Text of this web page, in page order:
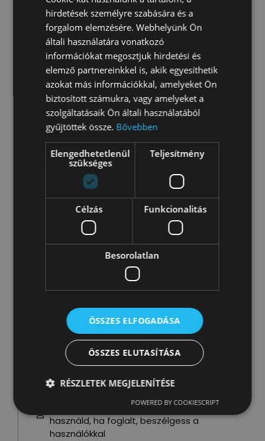
Fotók: Bognár Benedek, Nagy Tamás, Simon
Zsuzsanna, Spengler László
HELYSZÍN
Szent Gellért tér 300 cm-es vízállás
alatt üzemel csak
Jane Haining rakpart
Római-part (átmenetileg zárva)
Vizafogó
Margit-sziget
IDŐPONT
NINCS FOGLALÁS, ha üres a grillező
használd, ha foglalt, beszélgess a
használókkal
hirdetések személyre szabására és a
forgalom elemzésére. Webhelyünk Ön
általi használatára vonatkozó
információkat megosztjuk hirdetési és
elemző partnereinkkel is, akik egyesíthetik
azokat más információkkal, amelyeket Ön
biztosított számukra, vagy amelyeket a
szolgáltatásaik Ön általi használatából
gyűjtöttek össze. Bővebben
Elengedhetetlenül
szükséges
Teljesítmény
Célzás Funkcionalitás
Besorolatlan
ÖSSZES ELFOGADÁSA
ÖSSZES ELUTASÍTÁSA
RÉSZLETEK MEGJELENÍTÉSE
POWERED BY COOKIESCRIPT